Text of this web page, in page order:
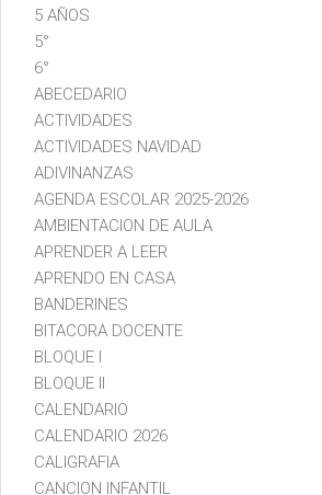
5 AÑOS
5°
6°
ABECEDARIO
ACTIVIDADES
ACTIVIDADES NAVIDAD
ADIVINANZAS
AGENDA ESCOLAR 2025-2026
AMBIENTACION DE AULA
APRENDER A LEER
APRENDO EN CASA
BANDERINES
BITACORA DOCENTE
BLOQUE I
BLOQUE II
CALENDARIO
CALENDARIO 2026
CALIGRAFIA
CANCION INFANTIL